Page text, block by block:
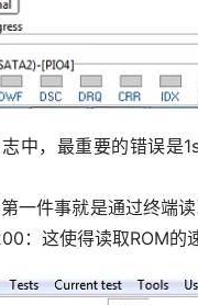
中，最重要的错误是
一件事就是通过终端
：这使得读取ROM的